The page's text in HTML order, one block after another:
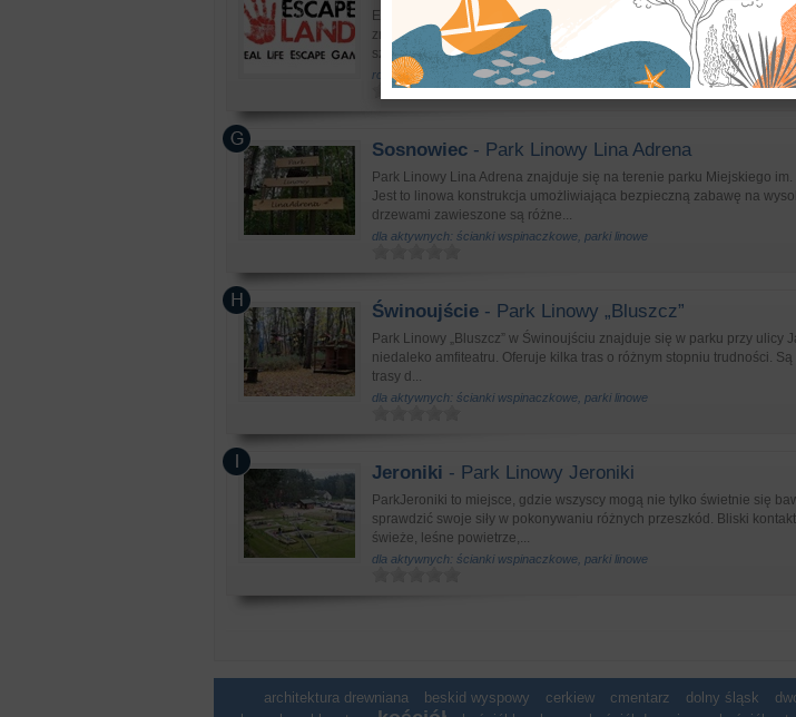
Escape Land to w największym skrócie solidny zastrzyk adrenaliny.
znajomymi zostajecie zamknięci w pokoju, w którym eksperymenty
szalony lekarz. W tym momenci...
rozrywka: parki i centra rozrywki
Sosnowiec - Park Linowy Lina Adrena
Park Linowy Lina Adrena znajduje się na terenie parku Miejskiego im.
Jest to linowa konstrukcja umożliwiająca bezpieczną zabawę na
drzewami zawieszone są różne...
dla aktywnych: ścianki wspinaczkowe, parki linowe
Świnoujście - Park Linowy „Bluszcz”
Park Linowy „Bluszcz” w Świnoujściu znajduje się w parku przy ulicy
niedaleko amfiteatru. Oferuje kilka tras o różnym stopniu trudności.
trasy d...
dla aktywnych: ścianki wspinaczkowe, parki linowe
Jeroniki - Park Linowy Jeroniki
ParkJeroniki to miejsce, gdzie wszyscy mogą nie tylko świetnie się
sprawdzić swoje siły w pokonywaniu różnych przeszkód. Bliski
świeże, leśne powietrze,...
dla aktywnych: ścianki wspinaczkowe, parki linowe
architektura drewniana beskid wyspowy cerkiew cmentarz dolny śląsk